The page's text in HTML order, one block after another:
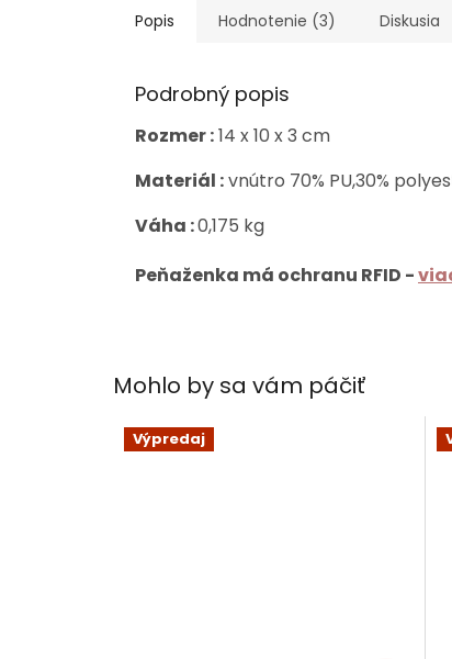
Mohlo by sa vám páčiť
Výpredaj
Popis Hodnotenie (3) Diskusia
Podrobný popis
Rozmer :14 x 10 x 3 cm
Materiál :vnútro 70% PU,30%
Váha :0,175 kg
Peňaženka má ochranu RFID -